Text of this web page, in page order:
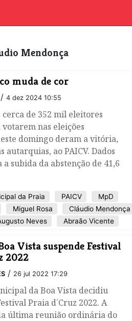
Mendonça
muda de cor
/ 4 dez 2024 10:55
de 352 mil eleitores
nas eleições
domingo deram a vitória,
autarquias, ao PAICV. Dados
subida da abstenção de 41,6
da Praia PAICV
MpD
Miguel Rosa
Cláudio Mendonça
Neves Abraão Vicente
Vista suspende Festival
2022
/ 26 jul 2022 17:29
da Boa Vista decidiu
Praia d´Cruz 2022. A
última reunião ordinária do